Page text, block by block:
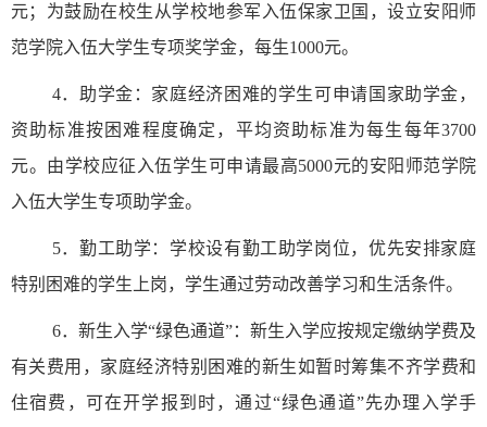
元；为鼓励在校生从学校地参军入伍保家卫国，设立安阳师
范学院入伍大学生专项奖学金，每生1000元。
4．助学金：家庭经济困难的学生可申请国家助学金，
资助标准按困难程度确定，平均资助标准为每生每年3700
元。由学校应征入伍学生可申请最高5000元的安阳师范学院
入伍大学生专项助学金。
5．勤工助学：学校设有勤工助学岗位，优先安排家庭
特别困难的学生上岗，学生通过劳动改善学习和生活条件。
6．新生入学“绿色通道”：新生入学应按规定缴纳学费及
有关费用，家庭经济特别困难的新生如暂时筹集不齐学费和
住宿费，可在开学报到时，通过“绿色通道”先办理入学手